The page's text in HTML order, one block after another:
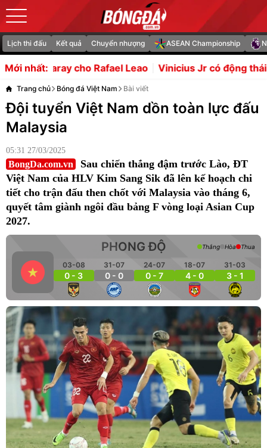
Lịch thi đấu Kết quả Chuyển nhượng ASEAN Championship
Mới nhất:
Rafael Leao Vinicius Jr có động thái lạ, Arsenal chờ
Trang chủ Bóng đá Việt Nam Bài viết
Đội tuyển Việt Nam dồn toàn lực đấu
Malaysia
05:31 27/03/2025
BongDa.com.vn
Sau chiến thắng đậm trước Lào, ĐT
Việt Nam của HLV Kim Sang Sik đã lên kế hoạch chi
tiết cho trận đấu then chốt với Malaysia vào tháng 6,
quyết tâm giành ngôi đầu bảng F vòng loại Asian Cup
2027.
PHONG ĐỘ
03-08
0 - 3
31-07
0 - 0
24-07
0 - 7
18-07
4 - 0
31-03
3 - 1
Thắng Hòa Thua